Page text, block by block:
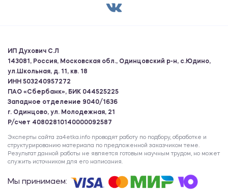
ИП Духович С.Л
143081, Россия, Московская обл., Одинцовский р-н, с.Юдино,
ул.Школьная, д. 11, кв. 18
ИНН 503240957272
ПАО «Сбербанк», БИК 044525225
Западное отделение 9040/1636
г. Одинцово, ул. Молодежная, 21
Р/счет 40802810140000092587
Эксперты сайта za4etka.info проводят работу по подбору, обработке и
структурированию материала по предложенной заказчиком теме.
Результат данной работы не является готовым научным трудом, но может
служить источником для его написания.
Мы принимаем: